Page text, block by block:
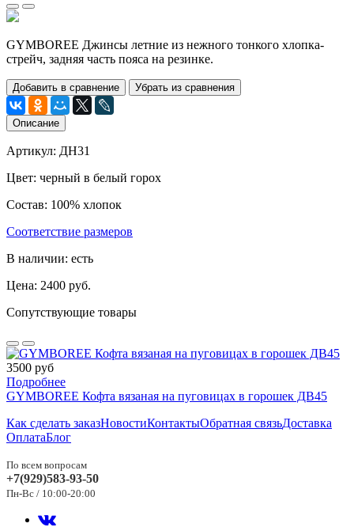
GYMBOREE Джинсы летние из нежного тонкого хлопка-
стрейч, задняя часть пояса на резинке.
Добавить в сравнение Убрать из сравнения
Описание
Артикул: ДН31
Цвет: черный в белый горох
Состав: 100% хлопок
Соответствие размеров
В наличии: есть
Цена: 2400 руб.
Сопутствующие товары
3500 руб
Подробнее
GYMBOREE Кофта вязаная на пуговицах в горошек ДВ45
Как сделать заказНовостиКонтактыОбратная связьДоставка
ОплатаБлог
По всем вопросам
+7(929)583-93-50
Пн-Вс / 10:00-20:00